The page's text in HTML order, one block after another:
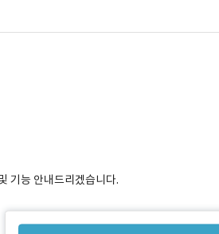
기능 안내드리겠습니다.